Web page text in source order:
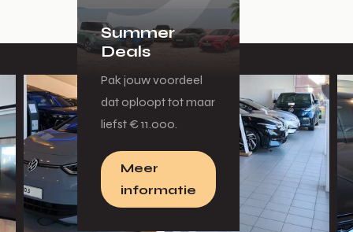
Summer
Deals
Pak jouw voordeel
dat oploopt tot maar
liefst € 11.000.
Meer
informatie